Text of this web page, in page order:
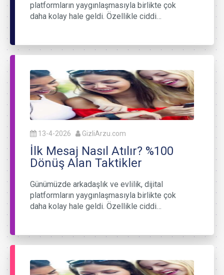
platformların yaygınlaşmasıyla birlikte çok
daha kolay hale geldi. Özellikle ciddi…
13-4-2026 GizliArzu.com
İlk Mesaj Nasıl Atılır? %100
Dönüş Alan Taktikler
Günümüzde arkadaşlık ve evlilik, dijital
platformların yaygınlaşmasıyla birlikte çok
daha kolay hale geldi. Özellikle ciddi…